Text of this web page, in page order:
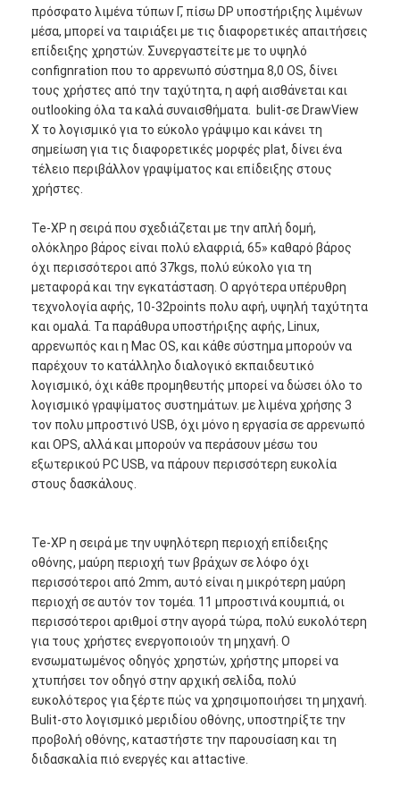
Εμφάνιση VR
Σχετικά με εμάς
Γύρος εργοστασίων
Ποιοτικός έλεγχος
επαφή
Νέα
Όλες οι περιπτώσεις
Blog
Μιλήστε τώρα.
Iboard διαλογικό Whiteboard
στο διαλογικό whiteboard
Διαλογική επίπεδη οθόνη
Διαλογικό όργανο ελέγχου οθόνης αφής
έξυπνος πίνακας LCD
Διαλογικό Whiteboard οδηγήσεων
Διαλογική οθόνη αφής Whiteboard
όλοι σε ένα διαλογικό whiteboard
Αρρενωπή
προδιαγραφή
ΒΡΑΧΊΟΝΑΣ το Cortex-A53@1.5GHz 2 Χ
ΒΡΑΧΙΟΝΑΣ Μαλί-G51450MHz
2.4 και 5.0GHz WiFi
Κριός: 4G
Αποθήκευση: 32G
Λιμένες
εισαγωγής
HDMI 2,0 x2 HDMI 1,4 x1 VGA x1 VGA ακουστικός-σε
x1 YPBPR x1 AV x1
USB 3,0 x1 USB 2,0 x1 RJ45 x1 Αναγνώστης καρτών
SD x1 Λιμένας x2 αφής USB Αυλάκωση Χ 1 OPS
Λιμένες
παραγωγής
AV-έξω x1 Ακουστικά έξω SPDIF x1 Παραγωγή HDMI
Μπροστινό
κουμπί
Η ΔΥΝΑΜΗ, ΠΗΓΗ, ΕΠΙΛΟΓΕΣ, VOL+, ΈΝΤΑΣΗ, CH+,
CH, PC, ES, ΕΙΣΆΓΕΤΑΙ, ΣΠΊΤΙ
πρόσφατο λιμένα τύπων Γ, πίσω DP υποστήριξης λιμένων
μέσα, μπορεί να ταιριάξει με τις διαφορετικές απαιτήσεις
επίδειξης χρηστών. Συνεργαστείτε με το υψηλό
confignration που το αρρενωπό σύστημα 8,0 OS, δίνει
τους χρήστες από την ταχύτητα, η αφή αισθάνεται και
outlooking όλα τα καλά συναισθήματα. bulit-σε DrawView
Χ το λογισμικό για το εύκολο γράψιμο και κάνει τη
σημείωση για τις διαφορετικές μορφές plat, δίνει ένα
τέλειο περιβάλλον γραψίματος και επίδειξης στους
χρήστες.
Te-XP η σειρά που σχεδιάζεται με την απλή δομή,
ολόκληρο βάρος είναι πολύ ελαφριά, 65» καθαρό βάρος
όχι περισσότεροι από 37kgs, πολύ εύκολο για τη
μεταφορά και την εγκατάσταση. Ο αργότερα υπέρυθρη
τεχνολογία αφής, 10-32points πολυ αφή, υψηλή ταχύτητα
και ομαλά. Τα παράθυρα υποστήριξης αφής, Linux,
αρρενωπός και η Mac OS, και κάθε σύστημα μπορούν να
παρέχουν το κατάλληλο διαλογικό εκπαιδευτικό
λογισμικό, όχι κάθε προμηθευτής μπορεί να δώσει όλο το
λογισμικό γραψίματος συστημάτων. με λιμένα χρήσης 3
τον πολυ μπροστινό USB, όχι μόνο η εργασία σε αρρενωπό
και OPS, αλλά και μπορούν να περάσουν μέσω του
εξωτερικού PC USB, να πάρουν περισσότερη ευκολία
στους δασκάλους.
Te-XP η σειρά με την υψηλότερη περιοχή επίδειξης
οθόνης, μαύρη περιοχή των βράχων σε λόφο όχι
περισσότεροι από 2mm, αυτό είναι η μικρότερη μαύρη
περιοχή σε αυτόν τον τομέα. 11 μπροστινά κουμπιά, οι
περισσότεροι αριθμοί στην αγορά τώρα, πολύ ευκολότερη
για τους χρήστες ενεργοποιούν τη μηχανή. Ο
ενσωματωμένος οδηγός χρηστών, χρήστης μπορεί να
χτυπήσει τον οδηγό στην αρχική σελίδα, πολύ
ευκολότερος για ξέρτε πώς να χρησιμοποιήσει τη μηχανή.
Bulit-στο λογισμικό μεριδίου οθόνης, υποστηρίξτε την
προβολή οθόνης, καταστήστε την παρουσίαση και τη
διδασκαλία πιό ενεργές και attactive.